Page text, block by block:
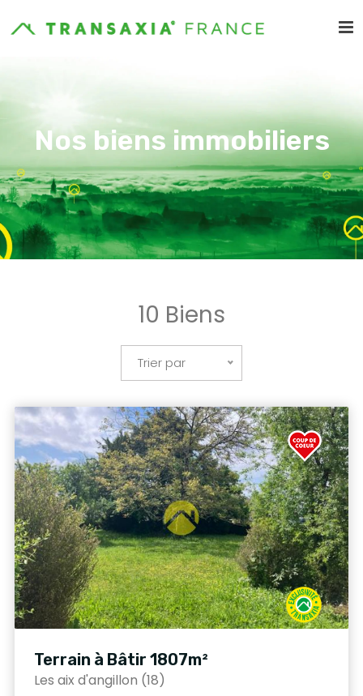
Nos biens immobiliers
10 Biens
Trier par
Terrain à Bâtir 1807m²
Les aix d'angillon (18)